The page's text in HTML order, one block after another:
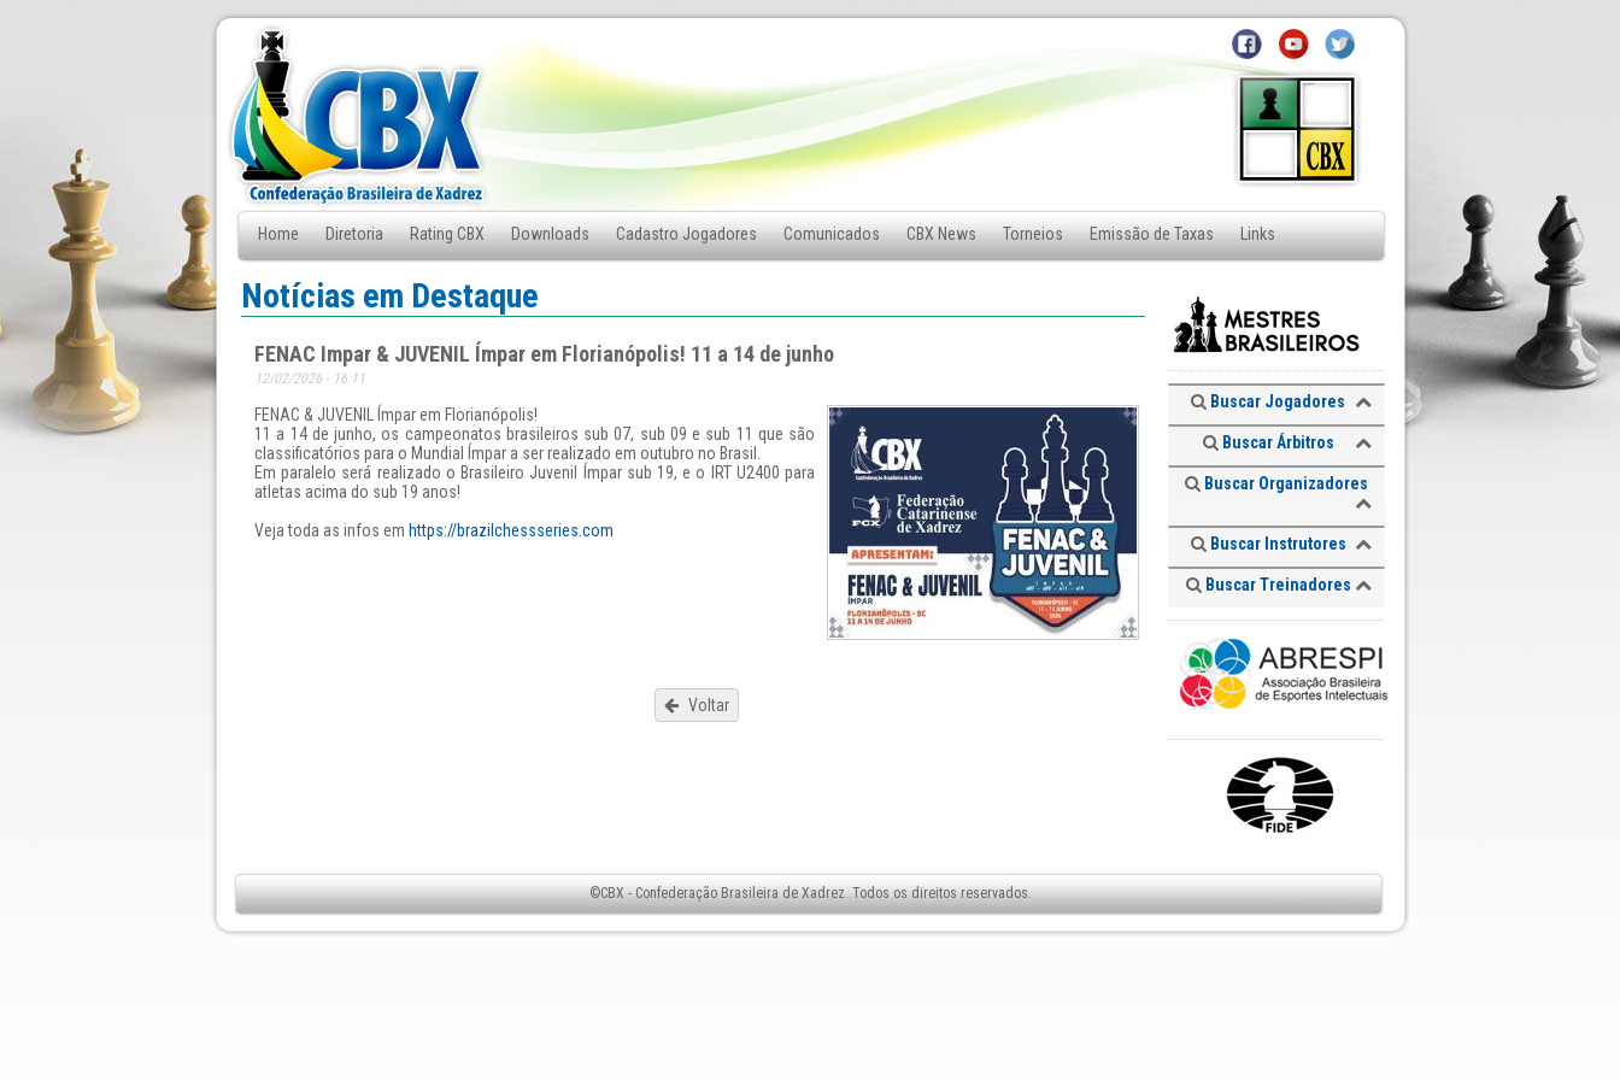
Home Diretoria Rating CBX Downloads Cadastro Jogadores Comunicados CBX News Torneios Emissão de Taxas Links
Fale Conosco
Notícias em Destaque
FENAC Impar & JUVENIL Ímpar em Florianópolis! 11 a 14 de junho
12/02/2026 - 16:11
FENAC & JUVENIL Ímpar em Florianópolis!
11 a 14 de junho, os campeonatos brasileiros sub 07, sub 09 e sub 11 que são
classificatórios para o Mundial Ímpar a ser realizado em outubro no Brasil.
Em paralelo será realizado o Brasileiro Juvenil Ímpar sub 19, e o IRT U2400 para
atletas acima do sub 19 anos!
Veja toda as infos em https://brazilchessseries.com
Voltar
Buscar Jogadores
Buscar Árbitros
Buscar Organizadores
Buscar Instrutores
Buscar Treinadores
©CBX - Confederação Brasileira de Xadrez. Todos os direitos reservados.